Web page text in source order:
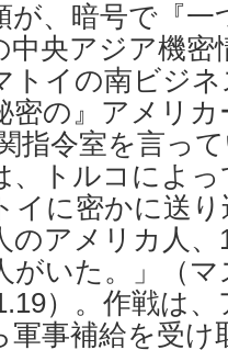
が、暗号で『
中央アジア機密
トイの南ビジ
密の』アメリ
指令室を言っ
、トルコによ
イに密かに送
のアメリカ人
がいた。」（
）。作戦は
軍事補給を受